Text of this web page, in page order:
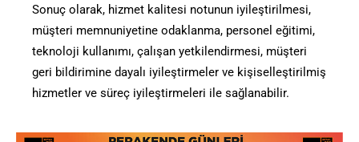
Sonuç olarak, hizmet kalitesi notunun iyileştirilmesi,
müşteri memnuniyetine odaklanma, personel eğitimi,
teknoloji kullanımı, çalışan yetkilendirmesi, müşteri
geri bildirimine dayalı iyileştirmeler ve kişiselleştirilmiş
hizmetler ve süreç iyileştirmeleri ile sağlanabilir.